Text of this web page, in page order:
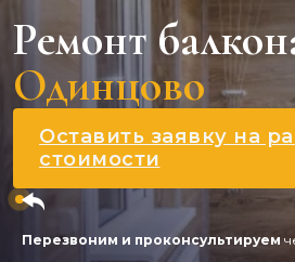
Ремонт
Одинцово
Оставить заявку на
стоимости
Перезвоним и проконсультируем